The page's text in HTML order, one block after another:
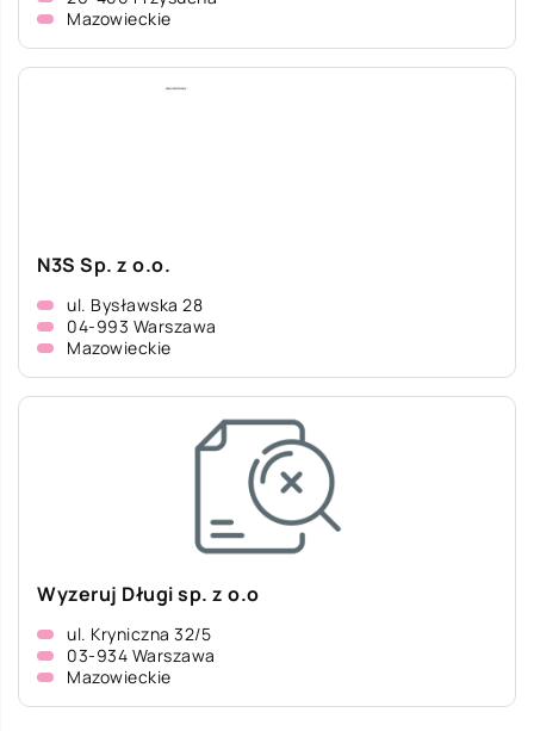
Mazowieckie
N3S Sp. z o.o.
ul. Bysławska 28
04-993 Warszawa
Mazowieckie
Wyzeruj Długi sp. z o.o
ul. Kryniczna 32/5
03-934 Warszawa
Mazowieckie